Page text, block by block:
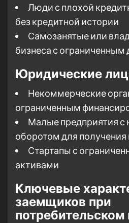
Люди с плохой
без кредитной истории
Самозанятые или
бизнеса с ограниченным
Юридические
Некоммерческие
ограниченным
Малые предприятия с
оборотом для
Стартапы с
активами
Ключевые
заемщиков при
потребительском